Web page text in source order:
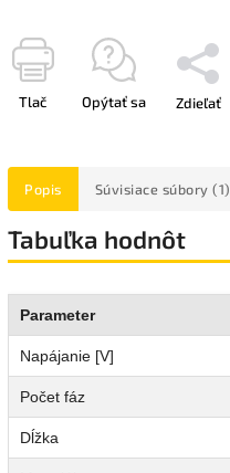
Tlač Opýtať sa Zdieľať
Popis Súvisiace súbory (1)
Tabuľka hodnôt
Parameter
Napájanie [V]
Počet fáz
Dĺžka